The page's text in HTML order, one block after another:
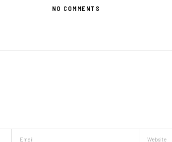
NO COMMENTS